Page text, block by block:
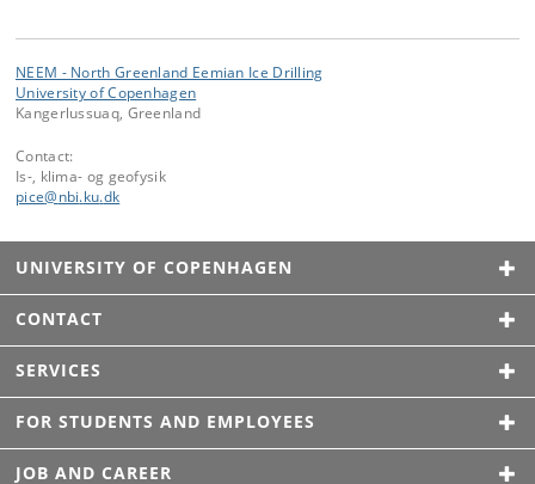
NEEM - North Greenland Eemian Ice Drilling
University of Copenhagen
Kangerlussuaq, Greenland
Contact:
Is-, klima- og geofysik
pice@nbi.ku.dk
UNIVERSITY OF COPENHAGEN
CONTACT
SERVICES
FOR STUDENTS AND EMPLOYEES
JOB AND CAREER